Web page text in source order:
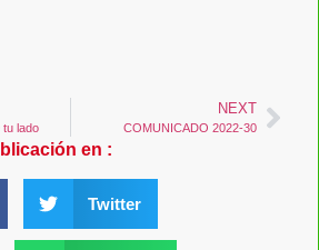
tu lado
NEXT
COMUNICADO 2022-30
en :
Twitter